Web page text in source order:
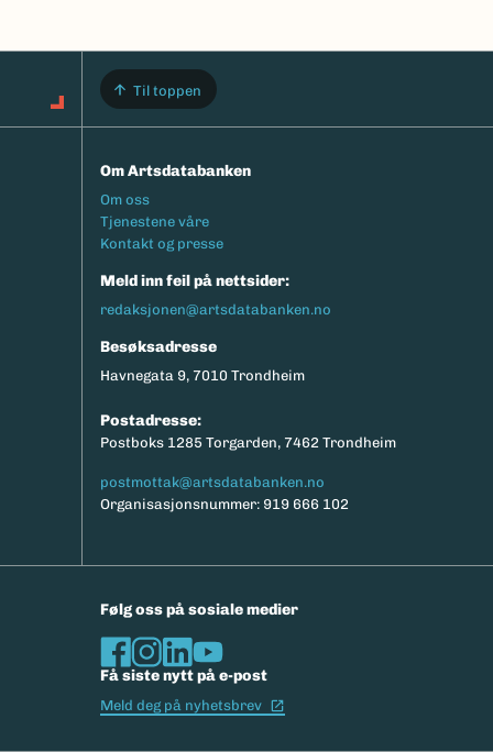
Til toppen
Om Artsdatabanken
Footermeny
Om oss
Tjenestene våre
Kontakt og presse
Meld inn feil på nettsider:
redaksjonen@artsdatabanken.no
Besøksadresse
Havnegata 9, 7010 Trondheim
Postadresse:
Postboks 1285 Torgarden, 7462 Trondheim
postmottak@artsdatabanken.no
Organisasjonsnummer: 919 666 102
Følg oss på sosiale medier
Få siste nytt på e-post
Meld deg på nyhetsbrev